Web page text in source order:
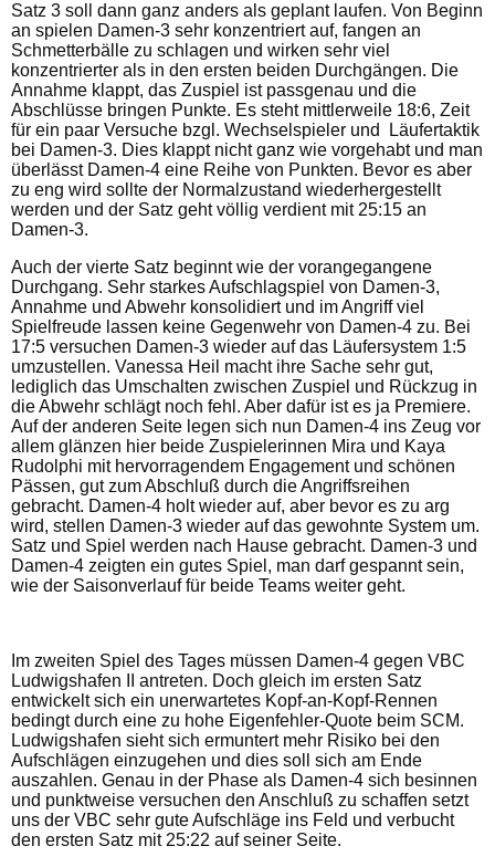
Satz 3 soll dann ganz anders als geplant laufen. Von Beginn
an spielen Damen-3 sehr konzentriert auf, fangen an
Schmetterbälle zu schlagen und wirken sehr viel
konzentrierter als in den ersten beiden Durchgängen. Die
Annahme klappt, das Zuspiel ist passgenau und die
Abschlüsse bringen Punkte. Es steht mittlerweile 18:6, Zeit
für ein paar Versuche bzgl. Wechselspieler und Läufertaktik
bei Damen-3. Dies klappt nicht ganz wie vorgehabt und man
überlässt Damen-4 eine Reihe von Punkten. Bevor es aber
zu eng wird sollte der Normalzustand wiederhergestellt
werden und der Satz geht völlig verdient mit 25:15 an
Damen-3.
Auch der vierte Satz beginnt wie der vorangegangene
Durchgang. Sehr starkes Aufschlagspiel von Damen-3,
Annahme und Abwehr konsolidiert und im Angriff viel
Spielfreude lassen keine Gegenwehr von Damen-4 zu. Bei
17:5 versuchen Damen-3 wieder auf das Läufersystem 1:5
umzustellen. Vanessa Heil macht ihre Sache sehr gut,
lediglich das Umschalten zwischen Zuspiel und Rückzug in
die Abwehr schlägt noch fehl. Aber dafür ist es ja Premiere.
Auf der anderen Seite legen sich nun Damen-4 ins Zeug vor
allem glänzen hier beide Zuspielerinnen Mira und Kaya
Rudolphi mit hervorragendem Engagement und schönen
Pässen, gut zum Abschluß durch die Angriffsreihen
gebracht. Damen-4 holt wieder auf, aber bevor es zu arg
wird, stellen Damen-3 wieder auf das gewohnte System um.
Satz und Spiel werden nach Hause gebracht. Damen-3 und
Damen-4 zeigten ein gutes Spiel, man darf gespannt sein,
wie der Saisonverlauf für beide Teams weiter geht.
Im zweiten Spiel des Tages müssen Damen-4 gegen VBC
Ludwigshafen II antreten. Doch gleich im ersten Satz
entwickelt sich ein unerwartetes Kopf-an-Kopf-Rennen
bedingt durch eine zu hohe Eigenfehler-Quote beim SCM.
Ludwigshafen sieht sich ermuntert mehr Risiko bei den
Aufschlägen einzugehen und dies soll sich am Ende
auszahlen. Genau in der Phase als Damen-4 sich besinnen
und punktweise versuchen den Anschluß zu schaffen setzt
uns der VBC sehr gute Aufschläge ins Feld und verbucht
den ersten Satz mit 25:22 auf seiner Seite.